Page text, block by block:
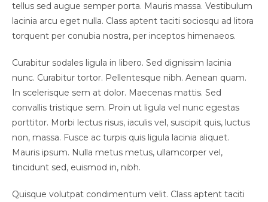
tellus sed augue semper porta. Mauris massa. Vestibulum
lacinia arcu eget nulla. Class aptent taciti sociosqu ad litora
torquent per conubia nostra, per inceptos himenaeos.
Curabitur sodales ligula in libero. Sed dignissim lacinia
nunc. Curabitur tortor. Pellentesque nibh. Aenean quam.
In scelerisque sem at dolor. Maecenas mattis. Sed
convallis tristique sem. Proin ut ligula vel nunc egestas
porttitor. Morbi lectus risus, iaculis vel, suscipit quis, luctus
non, massa. Fusce ac turpis quis ligula lacinia aliquet.
Mauris ipsum. Nulla metus metus, ullamcorper vel,
tincidunt sed, euismod in, nibh.
Quisque volutpat condimentum velit. Class aptent taciti